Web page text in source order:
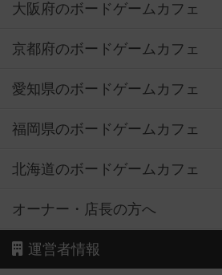
大阪府のボードゲームカフェ
京都府のボードゲームカフェ
愛知県のボードゲームカフェ
福岡県のボードゲームカフェ
北海道のボードゲームカフェ
オーナー・店長の方へ
運営者情報